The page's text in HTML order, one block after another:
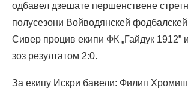
одбавел дзешате першенствене
полусезони Войводянскей
Сивер процив екипи ФК „Гайдук 1912”
зоз резултатом 2:0.
За екипу Искри бавели: Филип